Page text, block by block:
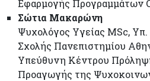
Εφαρµογής
Σώτια Μακαρώνη
Ψυχολόγος Υγείας MSc, Υπ.
Σχολής Πανεπιστημίου
Υπεύθυνη Κέντρου
Προαγωγής της